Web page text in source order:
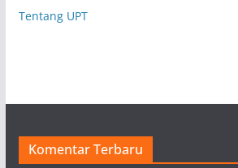
Tentang UPT
Komentar Terbaru